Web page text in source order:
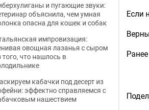
Если
и пугающие звуки:
объяснила, чем умная
опасна для кошек и собак
импровизация:
овощная лазанья с сыром
того, что нашлось в
кабачки под десерт из
эффектно справляемся с
нашествием